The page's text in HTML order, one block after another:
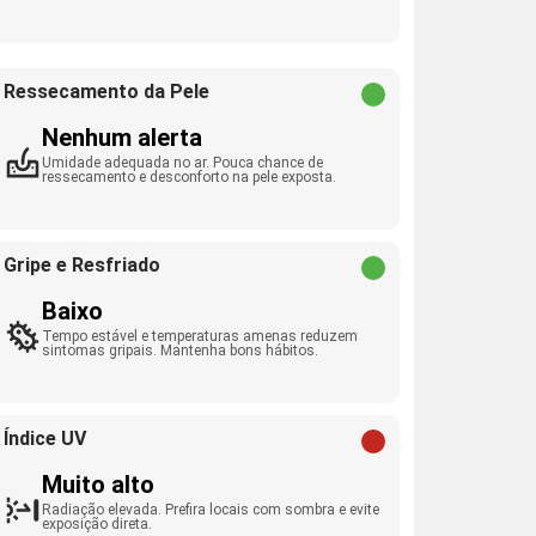
Ressecamento da Pele
Nenhum alerta
Umidade adequada no ar. Pouca chance de
ressecamento e desconforto na pele exposta.
Gripe e Resfriado
Baixo
Tempo estável e temperaturas amenas reduzem
sintomas gripais. Mantenha bons hábitos.
Índice UV
Muito alto
Radiação elevada. Prefira locais com sombra e evite
exposição direta.